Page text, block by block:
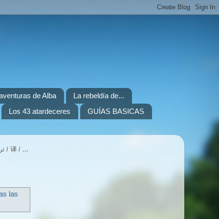
de Alba
La rebeldía de...
Los 43 atardeceres
GUÍAS BASICAS
TRANSLATE / TRADUIRE / ÜBERSETZEN / ITZULI / ПЕРЕВЕСТИ / 번역하기 / 翻訳 / ترجمة / 译 / ...
las